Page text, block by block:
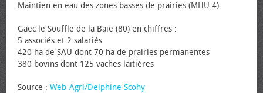
Maintien en eau des zones basses de prairies (MHU 4)
Gaec le Souffle de la Baie (80) en chiffres :
5 associés et 2 salariés
420 ha de SAU dont 70 ha de prairies permanentes
380 bovins dont 125 vaches laitières
Source : Web-Agri/Delphine Scohy